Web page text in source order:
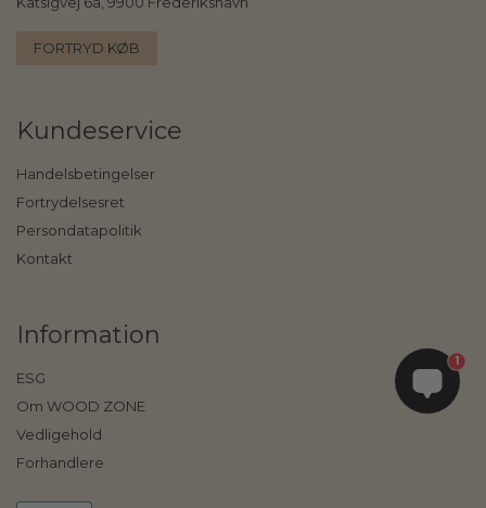
FORTRYD KØB
Kundeservice
Handelsbetingelser
Fortrydelsesret
Persondatapolitik
Kontakt
Information
ESG
Om WOOD ZONE
Vedligehold
Forhandlere
1